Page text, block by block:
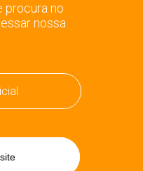
procura no
nossa